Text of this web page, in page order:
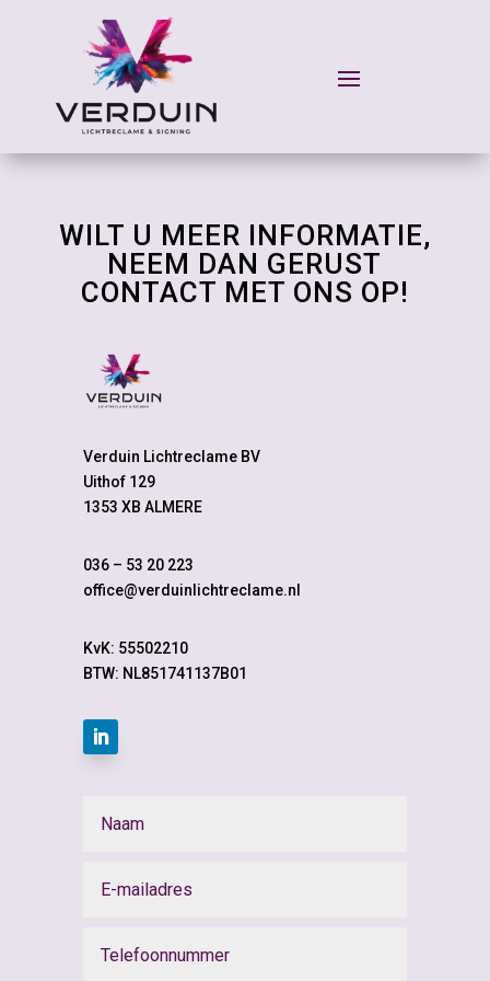
WILT U MEER INFORMATIE,
NEEM DAN GERUST
CONTACT MET ONS OP!
Verduin Lichtreclame BV
Uithof 129
1353 XB ALMERE
036 – 53 20 223
office@verduinlichtreclame.nl
KvK: 55502210
BTW: NL851741137B01